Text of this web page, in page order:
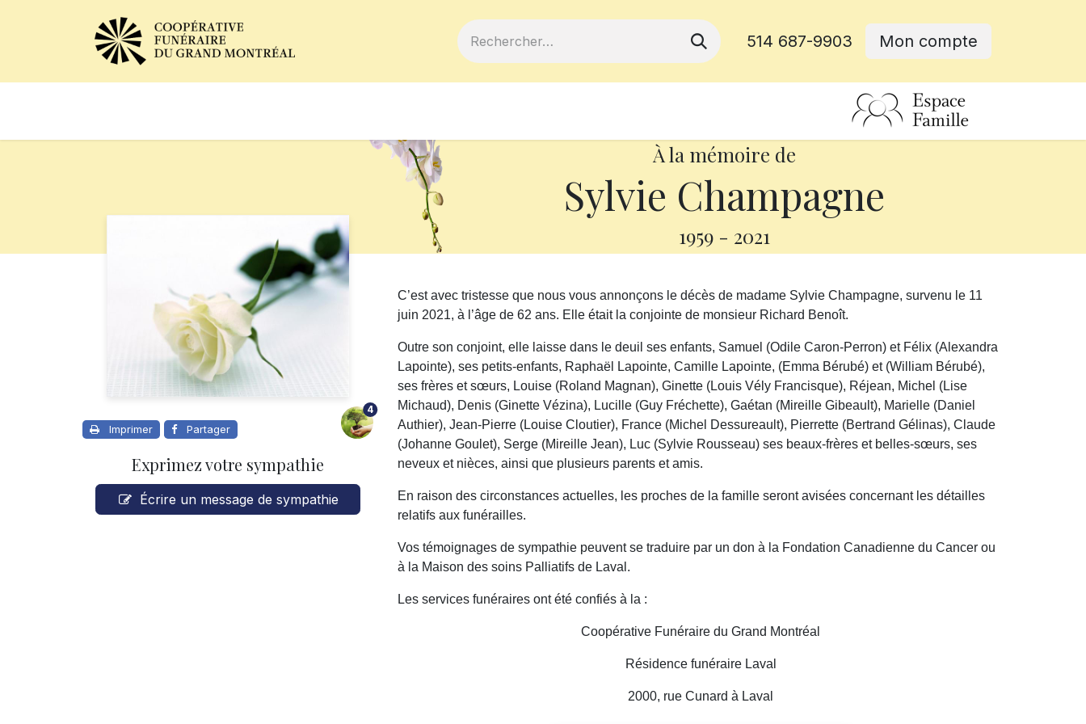
514 687-9903 Mon compte
À la mémoire de
Sylvie Champagne
1959 - 2021
Imprimer Partager
4
Exprimez votre sympathie
Écrire un message de sympathie
C’est avec tristesse que nous vous annonçons le décès de madame Sylvie Champagne, survenu le 11
juin 2021, à l’âge de 62 ans. Elle était la conjointe de monsieur Richard Benoît.
Outre son conjoint, elle laisse dans le deuil ses enfants, Samuel (Odile Caron-Perron) et Félix (Alexandra
Lapointe), ses petits-enfants, Raphaël Lapointe, Camille Lapointe, (Emma Bérubé) et (William Bérubé),
ses frères et sœurs, Louise (Roland Magnan), Ginette (Louis Vély Francisque), Réjean, Michel (Lise
Michaud), Denis (Ginette Vézina), Lucille (Guy Fréchette), Gaétan (Mireille Gibeault), Marielle (Daniel
Authier), Jean-Pierre (Louise Cloutier), France (Michel Dessureault), Pierrette (Bertrand Gélinas), Claude
(Johanne Goulet), Serge (Mireille Jean), Luc (Sylvie Rousseau) ses beaux-frères et belles-sœurs, ses
neveux et nièces, ainsi que plusieurs parents et amis.
En raison des circonstances actuelles, les proches de la famille seront avisées concernant les détailles
relatifs aux funérailles.
Vos témoignages de sympathie peuvent se traduire par un don à la Fondation Canadienne du Cancer ou
à la Maison des soins Palliatifs de Laval.
Les services funéraires ont été confiés à la :
Coopérative Funéraire du Grand Montréal
Résidence funéraire Laval
2000, rue Cunard à Laval